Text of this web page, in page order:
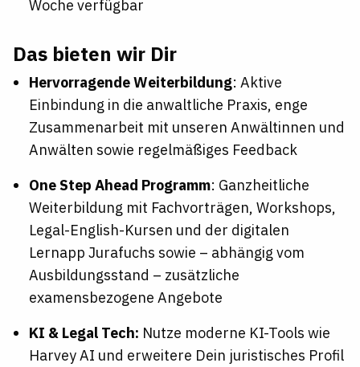
Woche verfügbar
Das bieten wir Dir
Hervorragende Weiterbildung: Aktive
Einbindung in die anwaltliche Praxis, enge
Zusammenarbeit mit unseren Anwältinnen und
Anwälten sowie regelmäßiges Feedback
One Step Ahead Programm: Ganzheitliche
Weiterbildung mit Fachvorträgen, Workshops,
Legal-English-Kursen und der digitalen
Lernapp Jurafuchs sowie – abhängig vom
Ausbildungsstand – zusätzliche
examensbezogene Angebote
KI & Legal Tech: Nutze moderne KI-Tools wie
Harvey AI und erweitere Dein juristisches Profil